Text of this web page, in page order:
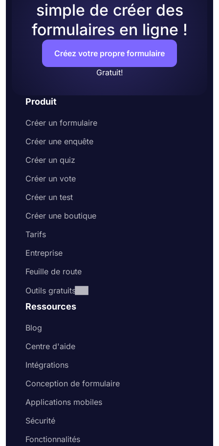
activités extrêmes.
que vous souhaitez collecter
Utilisez les champs
d'explication
conditions générales pour informer vos
répondants
Ajoutez éventuellement un champ de
signature pour obtenir des
votre site Web
simple de créer des
formulaires en ligne !
Créez votre propre formulaire
Gratuit!
Produit
Créer un formulaire
Créer une enquête
Créer un quiz
Créer un vote
Créer un test
Créer une boutique
Tarifs
Entreprise
Feuille de route
Outils gratuits
Ressources
Blog
Centre d'aide
Intégrations
Conception de formulaire
Applications mobiles
Sécurité
Fonctionnalités